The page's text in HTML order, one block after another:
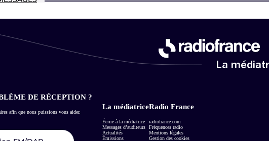
La
DE RÉCEPTION ?
afin que nous puissions vous aider.
La médiatrice
Écrire à la médiatrice
Messages d’auditeurs
Actualités
Émissions
Radio France
radiofrance.com
Fréquences radio
Mentions légales
Gestion des cookies